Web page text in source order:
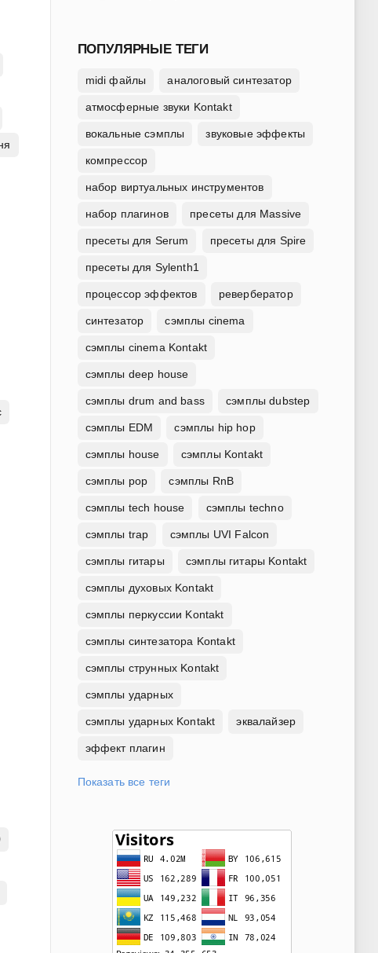
ПОПУЛЯРНЫЕ ТЕГИ
midi файлы аналоговый синтезатор
атмосферные звуки Kontakt
вокальные сэмплы звуковые эффекты
компрессор
набор виртуальных инструментов
набор плагинов пресеты для Massive
пресеты для Serum пресеты для Spire
пресеты для Sylenth1
процессор эффектов ревербератор
синтезатор сэмплы cinema
сэмплы cinema Kontakt
сэмплы deep house
сэмплы drum and bass сэмплы dubstep
сэмплы EDM сэмплы hip hop
сэмплы house сэмплы Kontakt
сэмплы pop сэмплы RnB
сэмплы tech house сэмплы techno
сэмплы trap сэмплы UVI Falcon
сэмплы гитары сэмплы гитары Kontakt
сэмплы духовых Kontakt
сэмплы перкуссии Kontakt
сэмплы синтезатора Kontakt
сэмплы струнных Kontakt
сэмплы ударных
сэмплы ударных Kontakt эквалайзер
эффект плагин
Показать все теги